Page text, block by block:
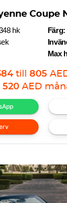
Coupe
hk
Färg:
Max
till 805
520 AED